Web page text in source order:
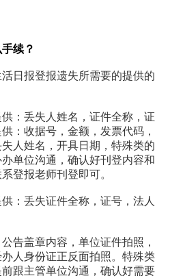
续？
日报登报遗失所需要的提供的
：丢失人姓名，证件全称，证
：收据号，金额，发票代码，
人姓名，开具日期，特殊类的
单位沟通，确认好刊登内容和
登报老师刊登即可。
：丢失证件全称，证号，法人
告盖章内容，单位证件拍照，
人身份证正反面拍照。特殊类
跟主管单位沟通，确认好需要